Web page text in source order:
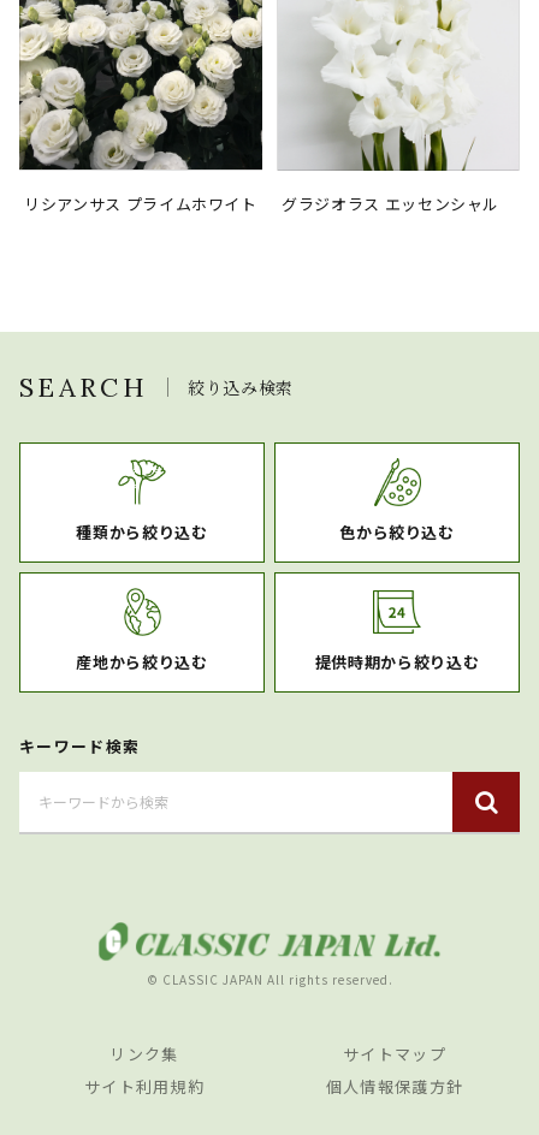
リシアンサス プライムホワイト グラジオラス エッセンシャル
SEARCH 絞り込み検索
種類から絞り込む 色から絞り込む
産地から絞り込む 提供時期から絞り込む
キーワード検索
© CLASSIC JAPAN All rights reserved.
リンク集
サイトマップ
サイト利用規約
個人情報保護方針